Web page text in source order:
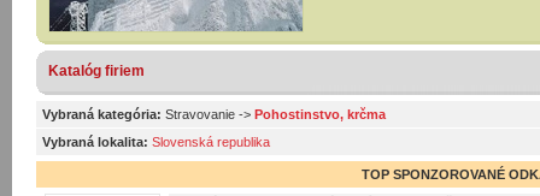
Katalóg firiem
Vybraná kategória: Stravovanie -> Pohostinstvo, krčma
Vybraná lokalita: Slovenská republika
TOP SPONZOROVANÉ